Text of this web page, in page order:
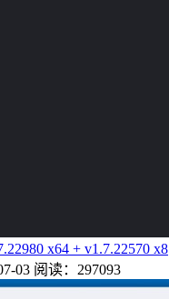
x64 + v1.7.22570 x8
03 阅读：297093